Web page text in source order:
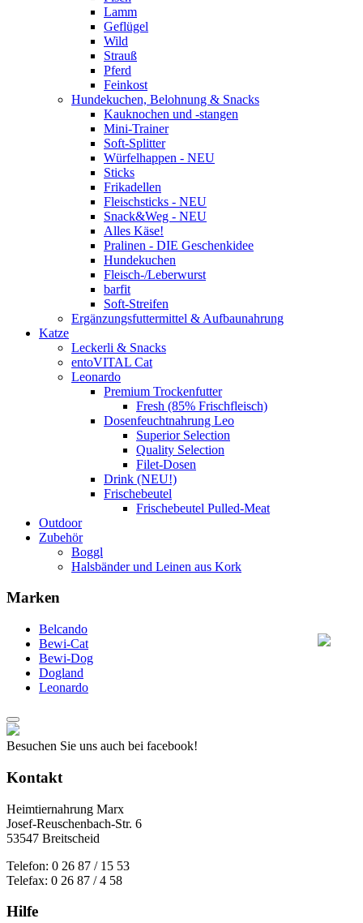
Lamm
Geflügel
Wild
Strauß
Pferd
Feinkost
Hundekuchen, Belohnung & Snacks
Kauknochen und -stangen
Mini-Trainer
Soft-Splitter
Würfelhappen - NEU
Sticks
Frikadellen
Fleischsticks - NEU
Snack&Weg - NEU
Alles Käse!
Pralinen - DIE Geschenkidee
Hundekuchen
Fleisch-/Leberwurst
barfit
Soft-Streifen
Ergänzungsfuttermittel & Aufbaunahrung
Katze
Leckerli & Snacks
entoVITAL Cat
Leonardo
Premium Trockenfutter
Fresh (85% Frischfleisch)
Dosenfeuchtnahrung Leo
Superior Selection
Quality Selection
Filet-Dosen
Drink (NEU!)
Frischebeutel
Frischebeutel Pulled-Meat
Outdoor
Zubehör
Boggl
Halsbänder und Leinen aus Kork
Marken
Belcando
Bewi-Cat
Bewi-Dog
Dogland
Leonardo
Besuchen Sie uns auch bei facebook!
Kontakt
Heimtiernahrung Marx
Josef-Reuschenbach-Str. 6
53547 Breitscheid
Telefon: 0 26 87 / 15 53
Telefax: 0 26 87 / 4 58
Hilfe